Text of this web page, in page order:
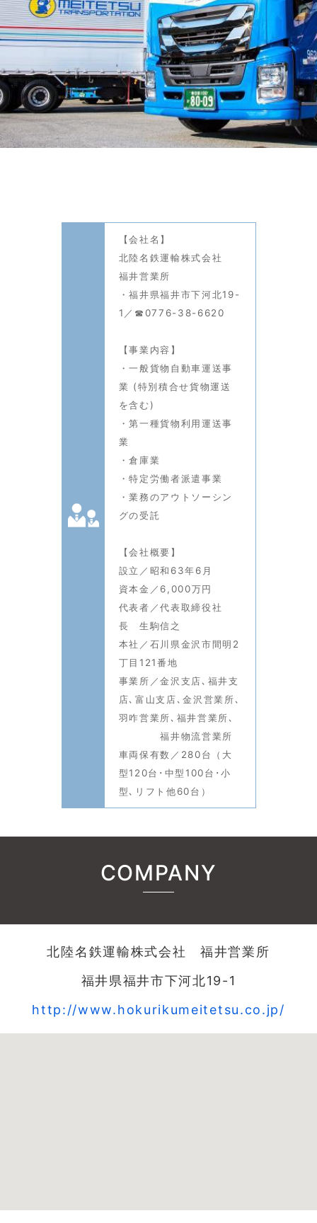
【会社名】
北陸名鉄運輸株式会社
福井営業所
・福井県福井市下河北19-
1／☎0776-38-6620
【事業内容】
・一般貨物自動車運送事
業 (特別積合せ貨物運送
を含む)
・第一種貨物利用運送事
業
・倉庫業
・特定労働者派遣事業
・業務のアウトソーシン
グの受託
【会社概要】
設立／昭和63年6月
資本金／6,000万円
代表者／代表取締役社
長 生駒信之
本社／石川県金沢市間明2
丁目121番地
事業所／金沢支店､福井支
店､富山支店､金沢営業所､
羽咋営業所､福井営業所､
福井物流営業所
車両保有数／280台（大
型120台･中型100台･小
型､リフト他60台）
COMPANY
北陸名鉄運輸株式会社 福井営業所
福井県福井市下河北19-1
http://www.hokurikumeitetsu.co.jp/